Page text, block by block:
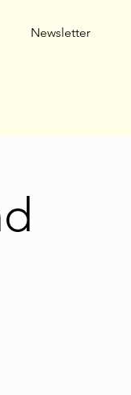
Newsletter